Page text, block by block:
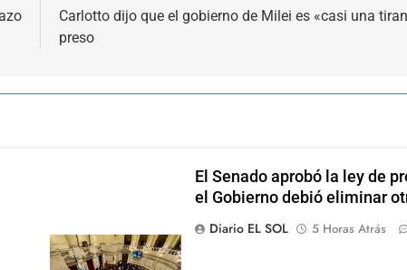
Carlotto dijo que el gobierno de Milei es «casi una
preso
El Senado aprobó la ley de
el Gobierno debió eliminar
Diario EL SOL
5 Horas Atrás